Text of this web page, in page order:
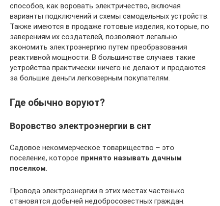
способов, как воровать электричество, включая
варианты подключений и схемы самодельных устройств.
Также имеются в продаже готовые изделия, которые, по
заверениям их создателей, позволяют легально
экономить электроэнергию путем преобразования
реактивной мощности. В большинстве случаев такие
устройства практически ничего не делают и продаются
за большие деньги легковерным покупателям.
Где обычно воруют?
Воровство электроэнергии в снт
Садовое некоммерческое товарищество – это
поселение, которое принято называть дачным
поселком.
Провода электроэнергии в этих местах частенько
становятся добычей недобросовестных граждан.